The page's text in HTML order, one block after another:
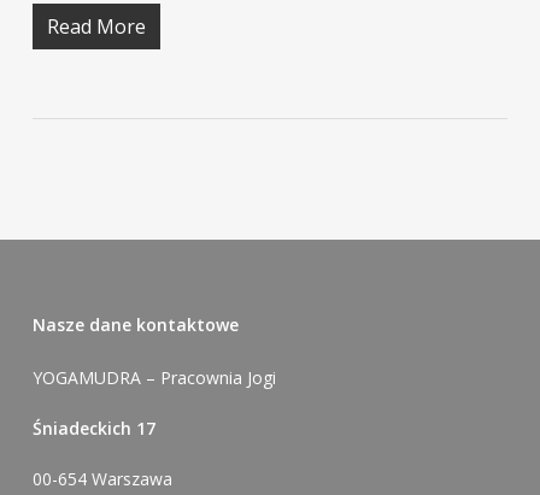
Read More
Nasze dane kontaktowe
YOGAMUDRA – Pracownia Jogi
Śniadeckich 17
00-654 Warszawa